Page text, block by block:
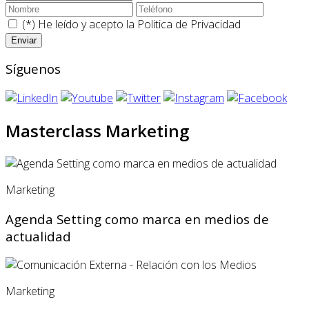
(*) He leído y acepto la Politica de Privacidad
Síguenos
Masterclass Marketing
Marketing
Agenda Setting como marca en medios de
actualidad
Marketing